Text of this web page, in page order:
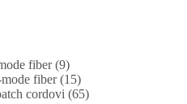
fiber (9)
fiber (15)
cordovi (65)